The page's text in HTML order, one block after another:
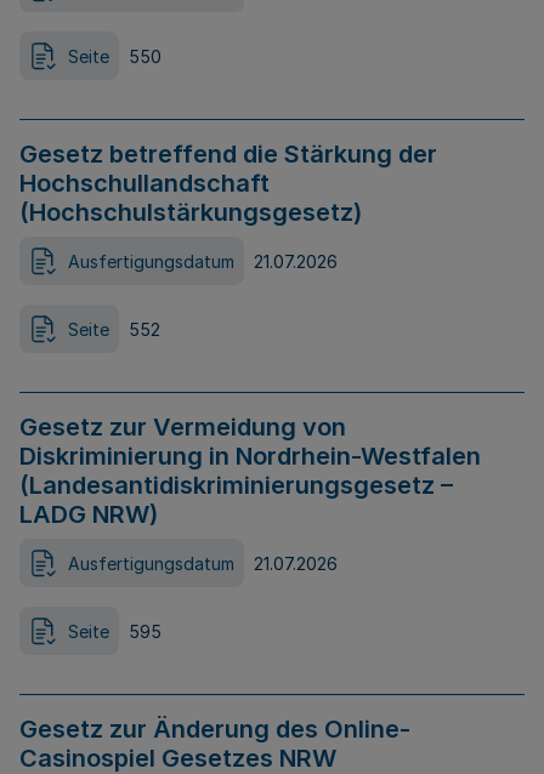
Seite 550
Gesetz betreffend die Stärkung der
Hochschullandschaft
(Hochschulstärkungsgesetz)
Ausfertigungsdatum 21.07.2026
Seite 552
Gesetz zur Vermeidung von
Diskriminierung in Nordrhein-Westfalen
(Landesantidiskriminierungsgesetz –
LADG NRW)
Ausfertigungsdatum 21.07.2026
Seite 595
Gesetz zur Änderung des Online-
Casinospiel Gesetzes NRW